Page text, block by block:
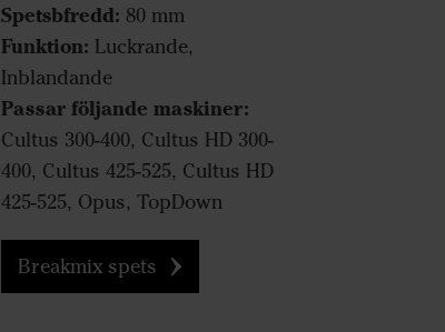
Spetsbfredd: 80 mm
Funktion: Luckrande,
Inblandande
Passar följande maskiner:
Cultus 300-400, Cultus HD 300-
400, Cultus 425-525, Cultus HD
425-525, Opus, TopDown
Breakmix spets